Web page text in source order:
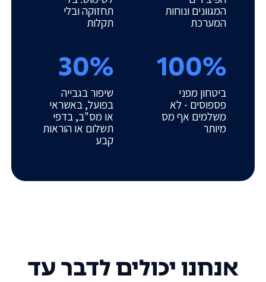
תחזוקה ובלי
תקלות
המגוונים ונוחות
המערכת
30%
שיפור בגבייה
בפועל, באשראי
או מס"ב, בדפי
תשלום או הוראות
קבע
100%
ביטחון מפני
פספוסים - לא
משלמים אף מס
מיותר
אנחנו יכולים לדבר עד